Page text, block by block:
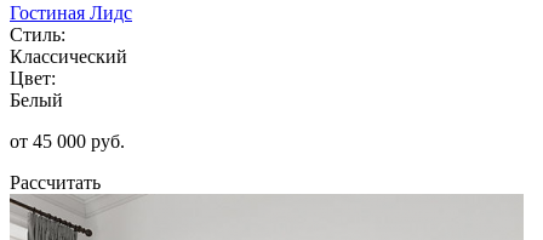
Гостиная Лидс
Стиль:
Классический
Цвет:
Белый
от 45 000 руб.
Рассчитать